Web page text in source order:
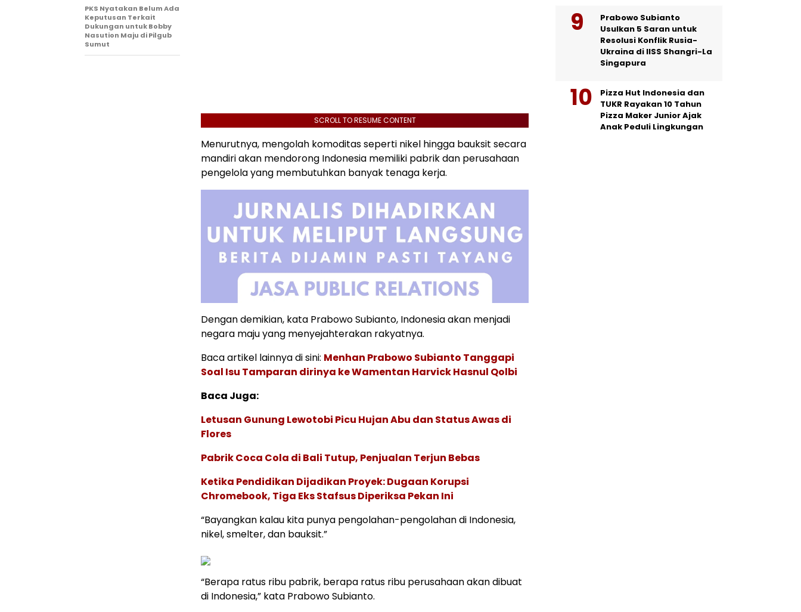
SCROLL TO RESUME CONTENT
Menurutnya, mengolah komoditas seperti nikel hingga bauksit secara
mandiri akan mendorong Indonesia memiliki pabrik dan perusahaan
pengelola yang membutuhkan banyak tenaga kerja.
Dengan demikian, kata Prabowo Subianto, Indonesia akan menjadi
negara maju yang menyejahterakan rakyatnya.
Baca artikel lainnya di sini: Menhan Prabowo Subianto Tanggapi
Soal Isu Tamparan dirinya ke Wamentan Harvick Hasnul Qolbi
Baca Juga:
Letusan Gunung Lewotobi Picu Hujan Abu dan Status Awas di
Flores
Pabrik Coca Cola di Bali Tutup, Penjualan Terjun Bebas
Ketika Pendidikan Dijadikan Proyek: Dugaan Korupsi
Chromebook, Tiga Eks Stafsus Diperiksa Pekan Ini
“Bayangkan kalau kita punya pengolahan-pengolahan di Indonesia,
nikel, smelter, dan bauksit.”
“Berapa ratus ribu pabrik, berapa ratus ribu perusahaan akan dibuat
di Indonesia,” kata Prabowo Subianto.
PKS Nyatakan Belum Ada
Keputusan Terkait
Dukungan untuk Bobby
Nasution Maju di Pilgub
Sumut
Prabowo Subianto
Usulkan 5 Saran untuk
Resolusi Konflik Rusia-
Ukraina di IISS Shangri-La
Singapura
Pizza Hut Indonesia dan
TUKR Rayakan 10 Tahun
Pizza Maker Junior Ajak
Anak Peduli Lingkungan